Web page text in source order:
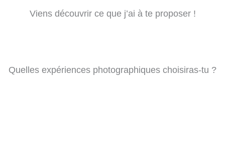
Viens découvrir ce que j’ai à te proposer !
Quelles expériences photographiques choisiras-tu ?